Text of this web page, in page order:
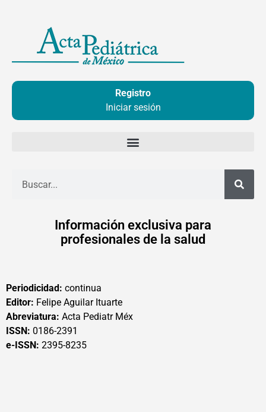
contenido
Registro
Iniciar sesión
Información exclusiva para
profesionales de la salud
Periodicidad: continua
Editor: Felipe Aguilar Ituarte
Abreviatura: Acta Pediatr Méx
ISSN: 0186-2391
e-ISSN: 2395-8235